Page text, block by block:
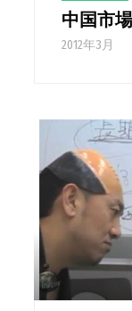
中国市
2012年3月